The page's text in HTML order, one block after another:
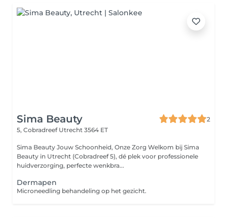
Sima Beauty
2
5, Cobradreef Utrecht 3564 ET
Sima Beauty Jouw Schoonheid, Onze Zorg Welkom bij Sima
Beauty in Utrecht (Cobradreef 5), dé plek voor professionele
huidverzorging, perfecte wenkbra...
Dermapen
Microneedling behandeling op het gezicht.